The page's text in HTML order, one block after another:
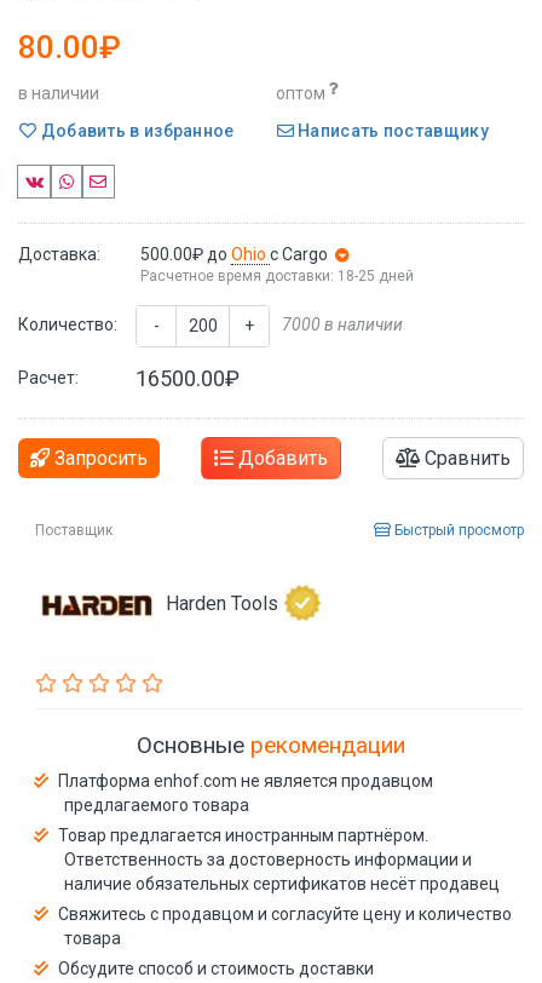
80.00₽
в наличии
оптом
Добавить в избранное
Написать поставщику
Доставка: 500.00₽ до Ohio с Cargo
Расчетное время доставки: 18-25 дней
Количество: - + 7000 в наличии
Расчет: 16500.00₽
Запросить Добавить Сравнить
Поставщик Быстрый просмотр
Harden Tools
Основные рекомендации
Платформа enhof.com не является продавцом
предлагаемого товара
Товар предлагается иностранным партнёром.
Ответственность за достоверность информации и
наличие обязательных сертификатов несёт продавец
Свяжитесь с продавцом и согласуйте цену и количество
товара
Обсудите способ и стоимость доставки